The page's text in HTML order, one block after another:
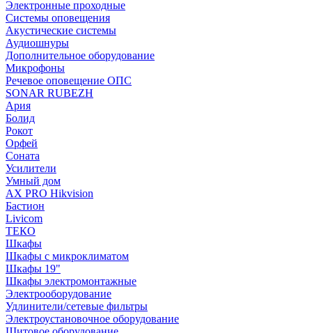
Электронные проходные
Системы оповещения
Акустические системы
Аудиошнуры
Дополнительное оборудование
Микрофоны
Речевое оповещение ОПС
SONAR RUBEZH
Ария
Болид
Рокот
Орфей
Соната
Усилители
Умный дом
AX PRO Hikvision
Бастион
Livicom
ТЕКО
Шкафы
Шкафы с микроклиматом
Шкафы 19"
Шкафы электромонтажные
Электрооборудование
Удлинители/сетевые фильтры
Электроустановочное оборудование